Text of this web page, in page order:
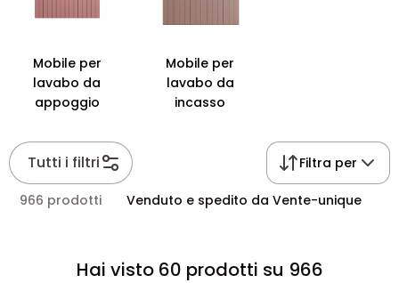
Mobile per
lavabo da
appoggio
Mobile per
lavabo da
incasso
Tutti i filtri Filtra per
966 prodotti Venduto e spedito da Vente-unique
Hai visto 60 prodotti su 966